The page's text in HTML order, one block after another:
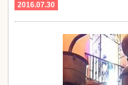
2016.07.30